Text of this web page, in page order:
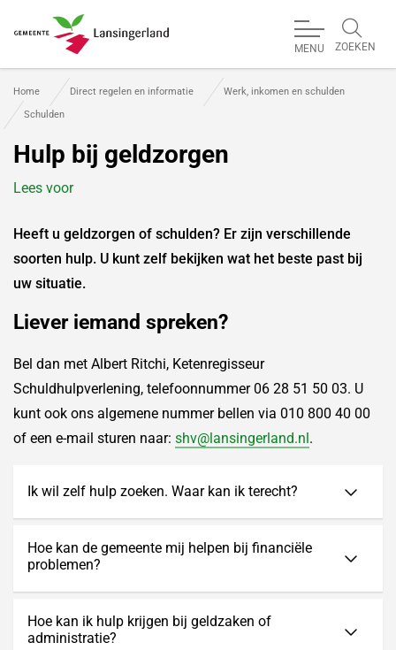
MENU ZOEKEN
Home Direct regelen en informatie
Werk, inkomen en schulden
Schulden
Hulp bij geldzorgen
Lees voor
Heeft u geldzorgen of schulden? Er zijn verschillende
soorten hulp. U kunt zelf bekijken wat het beste past bij
uw situatie.
Liever iemand spreken?
Bel dan met Albert Ritchi, Ketenregisseur
Schuldhulpverlening, telefoonnummer 06 28 51 50 03. U
kunt ook ons algemene nummer bellen via 010 800 40 00
of een e-mail sturen naar: shv@lansingerland.nl.
Ik wil zelf hulp zoeken. Waar kan ik terecht?
Hoe kan de gemeente mij helpen bij financiële
problemen?
Hoe kan ik hulp krijgen bij geldzaken of
administratie?